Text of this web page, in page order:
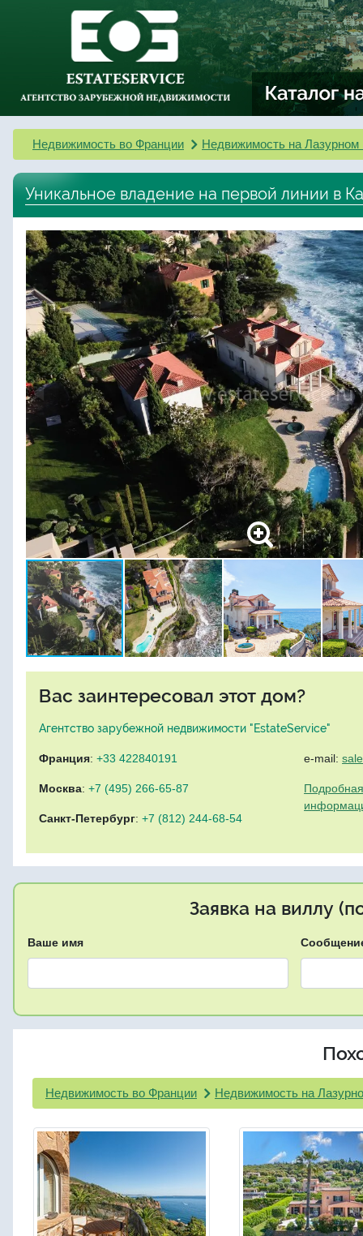
Недвижимость во Франции Недвижимость на Лазурном
Уникальное владение на первой линии в
Вас заинтересовал этот дом?
Агентство зарубежной недвижимости "EstateService"
Франция: +33 422840191
Москва: +7 (495) 266-65-87
Санкт-Петербург: +7 (812) 244-68-54
e-mail:
Заявка на виллу
Ваше имя
Недвижимость во Франции Недвижимость на